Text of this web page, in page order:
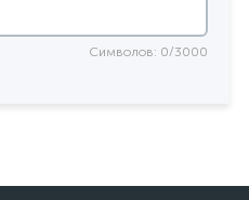
Символов: 0/3000